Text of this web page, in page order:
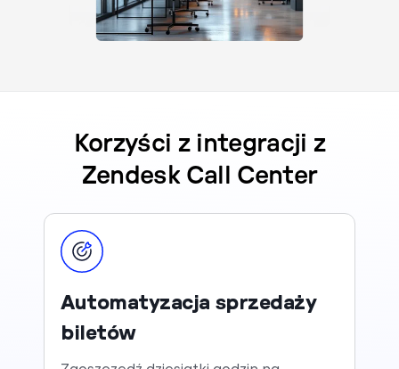
Korzyści z integracji z
Zendesk Call Center
Automatyzacja sprzedaży
biletów